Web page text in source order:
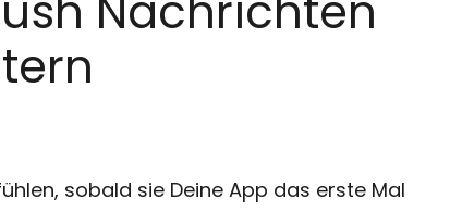
sobald sie Deine App das erste Mal